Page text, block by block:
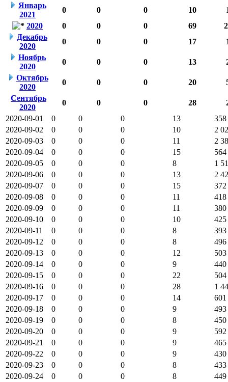
Январь
2021
0 0 0 10
2020
0 0 0 69
Декабрь
2020
0 0 0 17
Ноябрь
2020
0 0 0 13
Октябрь
2020
0 0 0 20
Сентябрь
2020
0 0 0 28
2020-09-01
0 0 0 13
358
2020-09-02
0 0 0 10
2
2020-09-03
0 0 0 11
2
2020-09-04
0 0 0 15
564
2020-09-05
0 0 0 8
1
2020-09-06
0 0 0 13
2
2020-09-07
0 0 0 15
372
2020-09-08
0 0 0 11
418
2020-09-09
0 0 0 11
380
2020-09-10
0 0 0 10
425
2020-09-11
0 0 0 8
393
2020-09-12
0 0 0 8
496
2020-09-13
0 0 0 12
503
2020-09-14
0 0 0 9
440
2020-09-15
0 0 0 22
504
2020-09-16
0 0 0 28
1
2020-09-17
0 0 0 14
601
2020-09-18
0 0 0 9
493
2020-09-19
0 0 0 8
450
2020-09-20
0 0 0 9
592
2020-09-21
0 0 0 9
465
2020-09-22
0 0 0 9
430
2020-09-23
0 0 0 8
433
2020-09-24
0 0 0 8
449